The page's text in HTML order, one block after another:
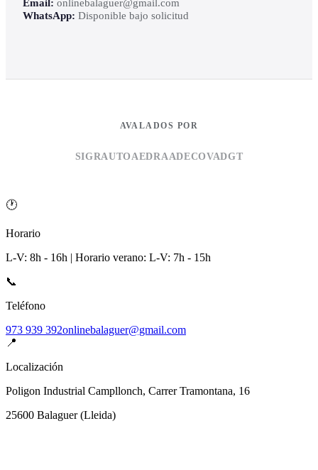
WhatsApp: Disponible bajo solicitud
AVALADOS POR
SIGRAUTOAEDRAADECOVADGT
🕐
Horario
L-V: 8h - 16h | Horario verano: L-V: 7h - 15h
📞
Teléfono
973 939 392onlinebalaguer@gmail.com
📍
Localización
Poligon Industrial Campllonch, Carrer Tramontana, 16
25600 Balaguer(Lleida)